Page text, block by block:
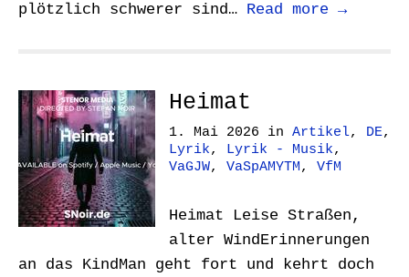
plötzlich schwerer sind… Read more →
Heimat
1. Mai 2026 in Artikel, DE,
Lyrik, Lyrik - Musik,
VaGJW, VaSpAMYTM, VfM
Heimat Leise Straßen,
alter WindErinnerungen
an das KindMan geht fort und kehrt doch